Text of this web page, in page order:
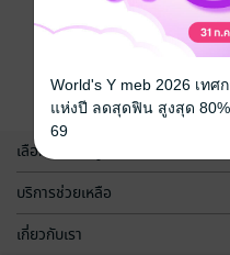
เลือกหมวดหมู่
บริการช่วยเหลือ
เกี่ยวกับเรา
World's Y meb 2026 เท
แห่งปี ลดสุดฟิน สูงสุด
69